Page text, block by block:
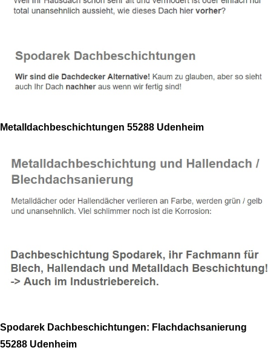
Metalldachbeschichtungen 55288 Udenheim
Spodarek Dachbeschichtungen: Flachdachsanierung
55288 Udenheim